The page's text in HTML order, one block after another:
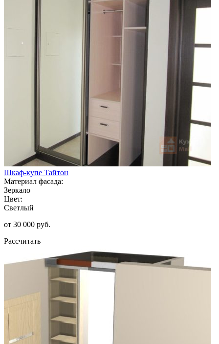
Шкаф-купе Тайтон
Материал фасада:
Зеркало
Цвет:
Светлый
от 30 000 руб.
Рассчитать